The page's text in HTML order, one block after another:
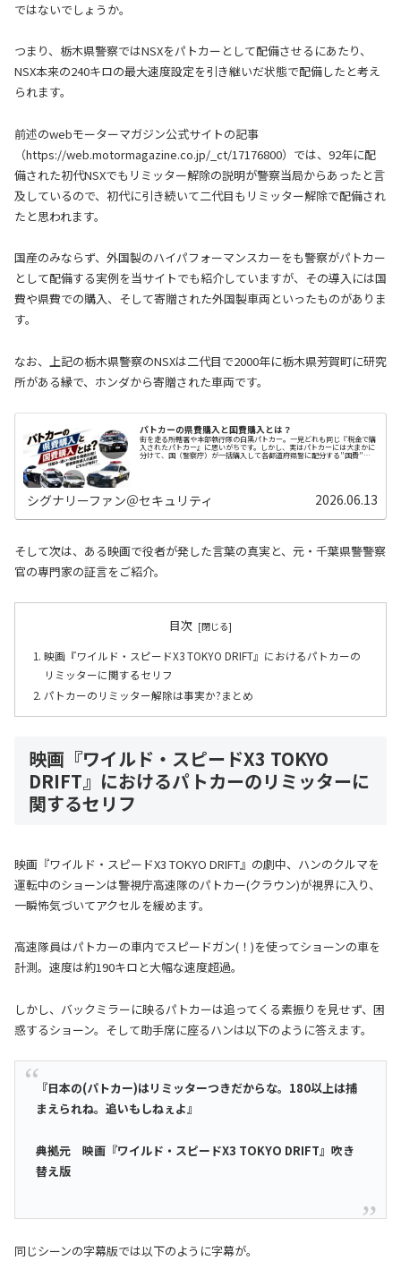
ではないでしょうか。
つまり、栃木県警察ではNSXをパトカーとして配備させるにあたり、
NSX本来の240キロの最大速度設定を引き継いだ状態で配備したと考え
られます。
前述のwebモーターマガジン公式サイトの記事
（https://web.motormagazine.co.jp/_ct/17176800）では、92年に配
備された初代NSXでもリミッター解除の説明が警察当局からあったと言
及しているので、初代に引き続いて二代目もリミッター解除で配備され
たと思われます。
国産のみならず、外国製のハイパフォーマンスカーをも警察がパトカー
として配備する実例を当サイトでも紹介していますが、その導入には国
費や県費での購入、そして寄贈された外国製車両といったものがありま
す。
なお、上記の栃木県警察のNSXは二代目で2000年に栃木県芳賀町に研究
所がある縁で、ホンダから寄贈された車両です。
パトカーの県費購入と国費購入とは？
街を走る所轄署や本部執行隊の白黒パトカー。一見どれも同じ『税金で購
入されたパトカー』に思いがちです。しかし、実はパトカーには大まかに
分けて、国（警察庁）が一括購入して各都道府県警に配分する"国費"、
シグナリーファン＠セキュリティ 2026.06.13
そして次は、ある映画で役者が発した言葉の真実と、元・千葉県警警察
官の専門家の証言をご紹介。
目次
映画『ワイルド・スピードX3 TOKYO DRIFT』におけるパトカーの
リミッターに関するセリフ
パトカーのリミッター解除は事実か?まとめ
映画『ワイルド・スピードX3 TOKYO
DRIFT』におけるパトカーのリミッターに
関するセリフ
映画『ワイルド・スピードX3 TOKYO DRIFT』の劇中、ハンのクルマを
運転中のショーンは警視庁高速隊のパトカー(クラウン)が視界に入り、
一瞬怖気づいてアクセルを緩めます。
高速隊員はパトカーの車内でスピードガン(！)を使ってショーンの車を
計測。速度は約190キロと大幅な速度超過。
しかし、バックミラーに映るパトカーは追ってくる素振りを見せず、困
惑するショーン。そして助手席に座るハンは以下のように答えます。
『日本の(パトカー)はリミッターつきだからな。180以上は捕
まえられね。追いもしねぇよ』
典拠元 映画『ワイルド・スピードX3 TOKYO DRIFT』吹き
替え版
同じシーンの字幕版では以下のように字幕が。